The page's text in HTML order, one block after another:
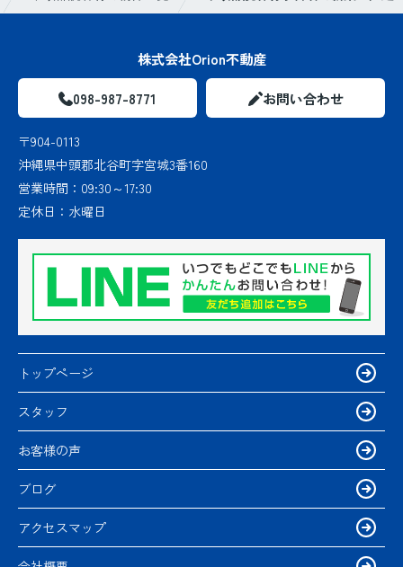
株式会社Orion不動産
098-987-8771 お問い合わせ
〒904-0113
沖縄県中頭郡北谷町字宮城3番160
営業時間： 09:30～17:30
定休日： 水曜日
トップページ
スタッフ
お客様の声
ブログ
アクセスマップ